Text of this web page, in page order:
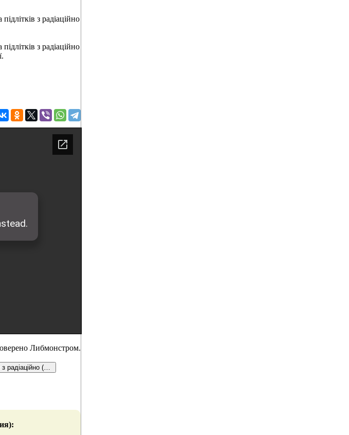
з радіаційно
з радіаційно
Либмонстром.
ВЕЛИЧКО Любов Михайлівна УДК 612.-014.482-06:616-053.6]-085.825.1 Стан здоров’я дітей та підлітків з радіаційно (202.44 Кб, doc)